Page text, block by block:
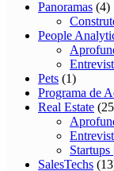
Panoramas (4)
People
Pets (1)
Programa de
Real Estate
Startups
SalesTechs